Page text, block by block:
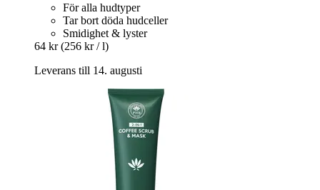
För alla hudtyper
Tar bort döda hudceller
Smidighet & lyster
64 kr (256 kr / l)
Leverans till 14. augusti